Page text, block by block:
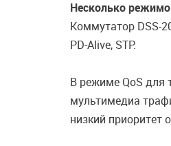
Несколько
Коммутатор DSS-
PD-Alive, STP.
В режиме QoS для
мультимедиа
низкий приоритет